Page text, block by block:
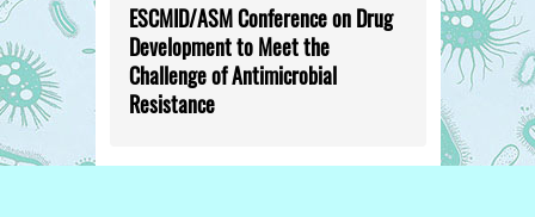
ESCMID/ASM Conference on Drug
Development to Meet the
Challenge of Antimicrobial
Resistance